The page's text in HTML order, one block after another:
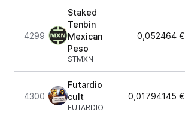
4299
Staked
Tenbin
Mexican
Peso
STMXN
0,052464 €
4300
Futardio
cult
FUTARDIO
0,01794145 €